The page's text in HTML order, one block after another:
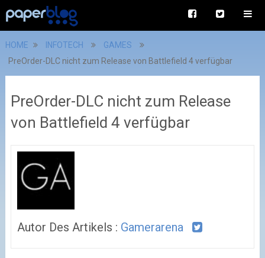
HOME INFOTECH
GAMES
PreOrder-DLC nicht zum Release von Battlefield 4 verfügbar
PreOrder-DLC nicht zum Release
von Battlefield 4 verfügbar
Autor Des Artikels : Gamerarena